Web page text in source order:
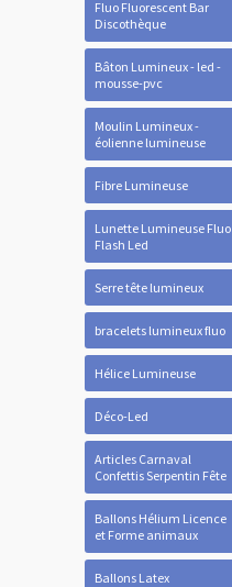
Fluo Fluorescent Bar
Discothèque
Bâton Lumineux - led -
mousse-pvc
Moulin Lumineux -
éolienne lumineuse
Fibre Lumineuse
Lunette Lumineuse Fluo
Flash Led
Serre tête lumineux
bracelets lumineux fluo
Hélice Lumineuse
Déco-Led
Articles Carnaval
Confettis Serpentin Fête
Ballons Hélium Licence
et Forme animaux
Ballons Latex